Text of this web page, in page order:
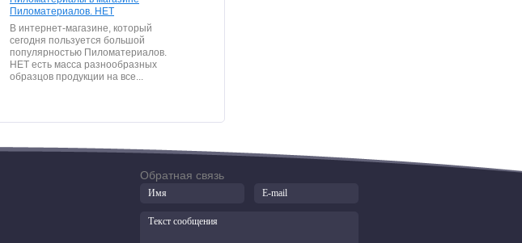
Пиломатериалов. НЕТ
В интернет-магазине, который
сегодня пользуется большой
популярностью Пиломатериалов.
НЕТ есть масса разнообразных
образцов продукции на все...
Обратная связь